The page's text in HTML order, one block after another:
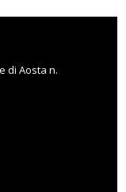
di Aosta n.